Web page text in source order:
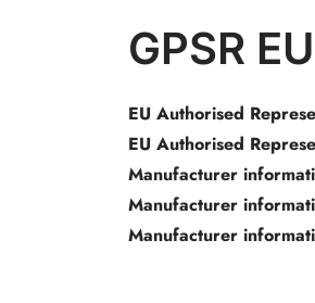
GPSR
EU Authorised
EU Authorised
Manufacturer
Manufacturer
Manufacturer